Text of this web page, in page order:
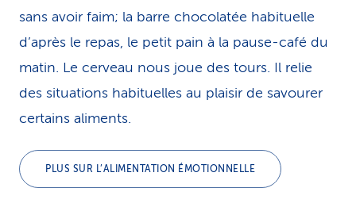
sans avoir faim; la barre chocolatée habituelle
d’après le repas, le petit pain à la pause-café du
matin. Le cerveau nous joue des tours. Il relie
des situations habituelles au plaisir de savourer
certains aliments.
PLUS SUR L’ALIMENTATION ÉMOTIONNELLE